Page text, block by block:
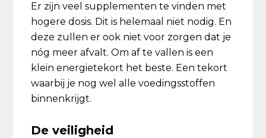
Er zijn veel supplementen te vinden met
hogere dosis. Dit is helemaal niet nodig. En
deze zullen er ook niet voor zorgen dat je
nóg meer afvalt. Om af te vallen is een
klein energietekort het beste. Een tekort
waarbij je nog wel alle voedingsstoffen
binnenkrijgt.
De veiligheid